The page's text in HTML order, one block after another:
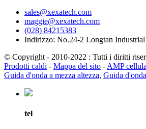
sales@xexatech.com
maggie@xexatech.com
(028) 84215383
Indirizzo: No.24-2 Longtan
© Copyright - 2010-2022 : Tutti i diritti
Prodotti caldi - Mappa del sito - AMP
Guida d'onda a mezza altezza, Guida
tel